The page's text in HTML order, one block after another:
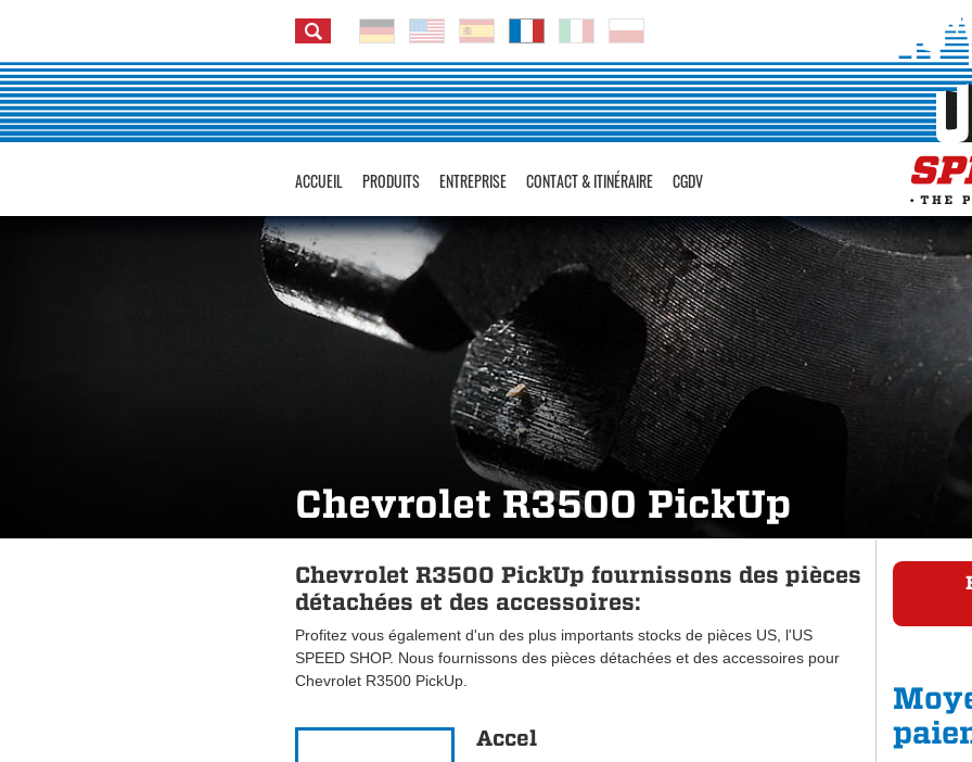
ACCUEIL PRODUITS ENTREPRISE CONTACT & ITINÉRAIRE CGDV
Chevrolet R3500 PickUp
Chevrolet R3500 PickUp fournissons des pièces
détachées et des accessoires:
Profitez vous également d'un des plus importants stocks de pièces US, l'US
SPEED SHOP. Nous fournissons des pièces détachées et des accessoires pour
Chevrolet R3500 PickUp.
Accel